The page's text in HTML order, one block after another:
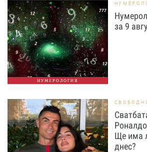
НУМЕРОЛОГИЯ
за 9
Ще има
днес?